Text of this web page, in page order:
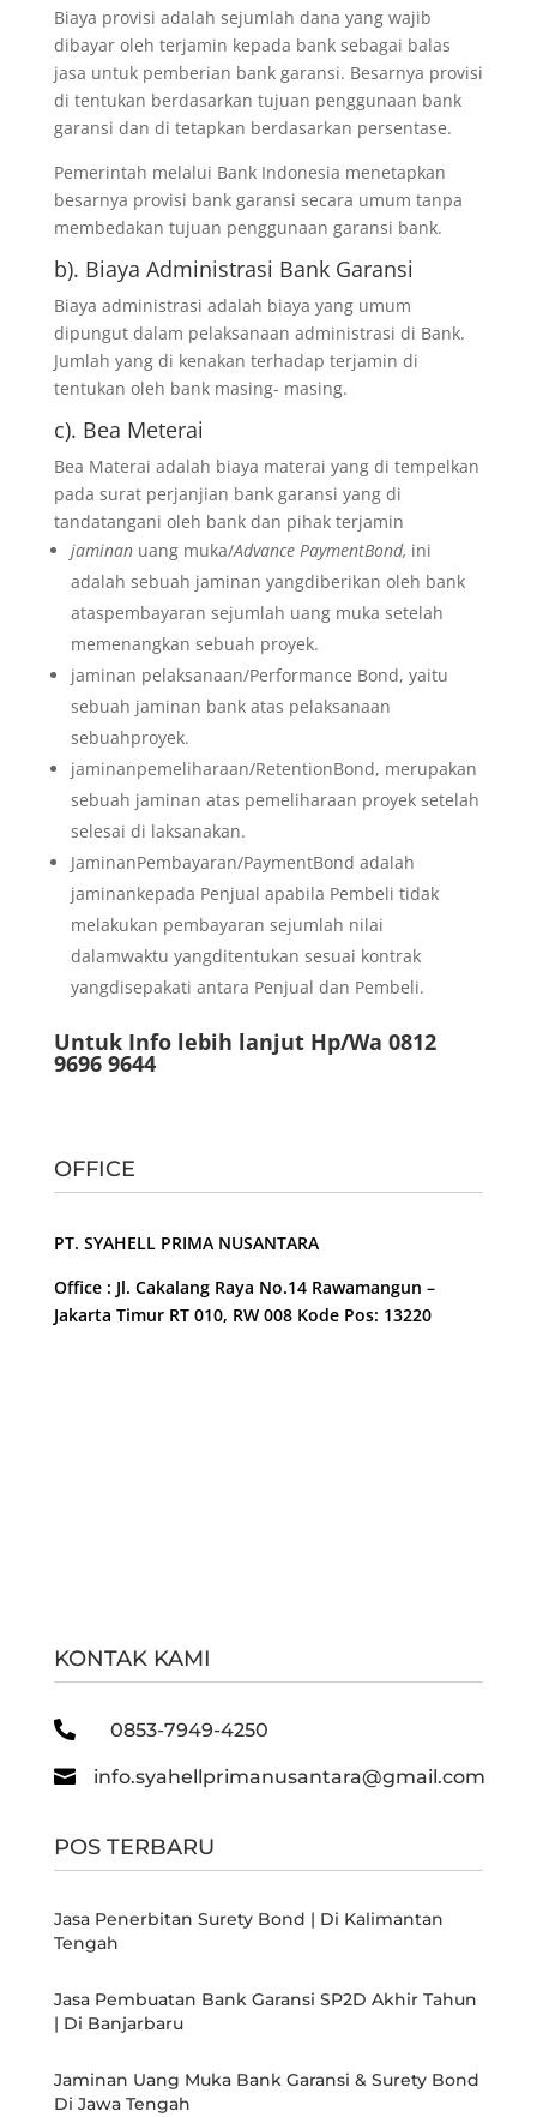
Biaya provisi adalah sejumlah dana yang wajib
dibayar oleh terjamin kepada bank sebagai balas
jasa untuk pemberian bank garansi. Besarnya provisi
di tentukan berdasarkan tujuan penggunaan bank
garansi dan di tetapkan berdasarkan persentase.
Pemerintah melalui Bank Indonesia menetapkan
besarnya provisi bank garansi secara umum tanpa
membedakan tujuan penggunaan garansi bank.
b). Biaya Administrasi Bank Garansi
Biaya administrasi adalah biaya yang umum
dipungut dalam pelaksanaan administrasi di Bank.
Jumlah yang di kenakan terhadap terjamin di
tentukan oleh bank masing- masing.
c). Bea Meterai
Bea Materai adalah biaya materai yang di tempelkan
pada surat perjanjian bank garansi yang di
tandatangani oleh bank dan pihak terjamin
jaminan uang muka/Advance PaymentBond, ini
adalah sebuah jaminan yangdiberikan oleh bank
ataspembayaran sejumlah uang muka setelah
memenangkan sebuah proyek.
jaminan pelaksanaan/Performance Bond, yaitu
sebuah jaminan bank atas pelaksanaan
sebuahproyek.
jaminanpemeliharaan/RetentionBond, merupakan
sebuah jaminan atas pemeliharaan proyek setelah
selesai di laksanakan.
JaminanPembayaran/PaymentBond adalah
jaminankepada Penjual apabila Pembeli tidak
melakukan pembayaran sejumlah nilai
dalamwaktu yangditentukan sesuai kontrak
yangdisepakati antara Penjual dan Pembeli.
Untuk Info lebih lanjut Hp/Wa 0812
9696 9644
OFFICE
PT. SYAHELL PRIMA NUSANTARA
Office : Jl. Cakalang Raya No.14 Rawamangun –
Jakarta Timur RT 010, RW 008 Kode Pos: 13220
KONTAK KAMI
 0853-7949-4250
 info.syahellprimanusantara@gmail.com
POS TERBARU
Jasa Penerbitan Surety Bond | Di Kalimantan
Tengah
Jasa Pembuatan Bank Garansi SP2D Akhir Tahun
| Di Banjarbaru
Jaminan Uang Muka Bank Garansi & Surety Bond
Di Jawa Tengah